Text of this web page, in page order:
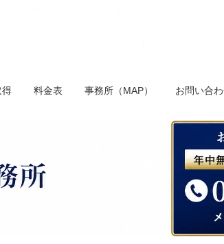
得 料金表 事務所（MAP） お問い合